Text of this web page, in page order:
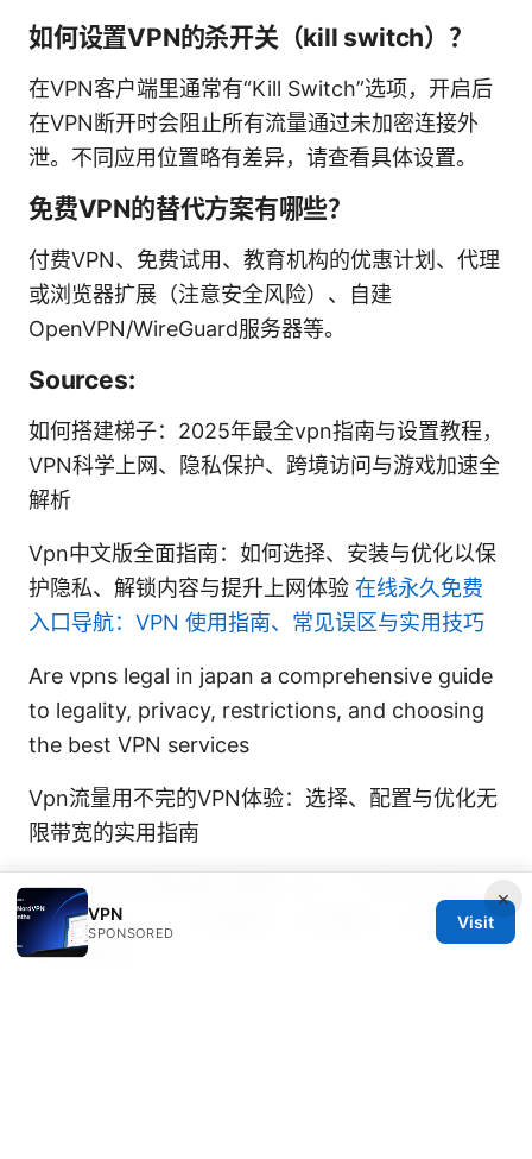
如何设置VPN的杀开关（kill switch）？
在VPN客户端里通常有“Kill Switch”选项，开启后
在VPN断开时会阻止所有流量通过未加密连接外
泄。不同应用位置略有差异，请查看具体设置。
免费VPN的替代方案有哪些？
付费VPN、免费试用、教育机构的优惠计划、代理
或浏览器扩展（注意安全风险）、自建
OpenVPN/WireGuard服务器等。
Sources:
如何搭建梯子：2025年最全vpn指南与设置教程，
VPN科学上网、隐私保护、跨境访问与游戏加速全
解析
Vpn中文版全面指南：如何选择、安装与优化以保
护隐私、解锁内容与提升上网体验 在线永久免费
入口导航：VPN 使用指南、常见误区与实用技巧
Are vpns legal in japan a comprehensive guide
to legality, privacy, restrictions, and choosing
the best VPN services
Vpn流量用不完的VPN体验：选择、配置与优化无
限带宽的实用指南
2025 年在中国电脑上翻墙 vpn ⭐ 下载与安装指
南：解锁全 —— 全面教程、使用要点、隐私保护
与合规提示
×
VPN
SPONSORED
Visit